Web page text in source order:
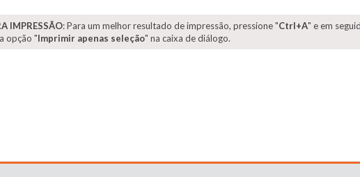
IMPRESSÃO: Para um melhor resultado de impressão, pressione "Ctrl+A" e em
opção "Imprimir apenas seleção" na caixa de diálogo.